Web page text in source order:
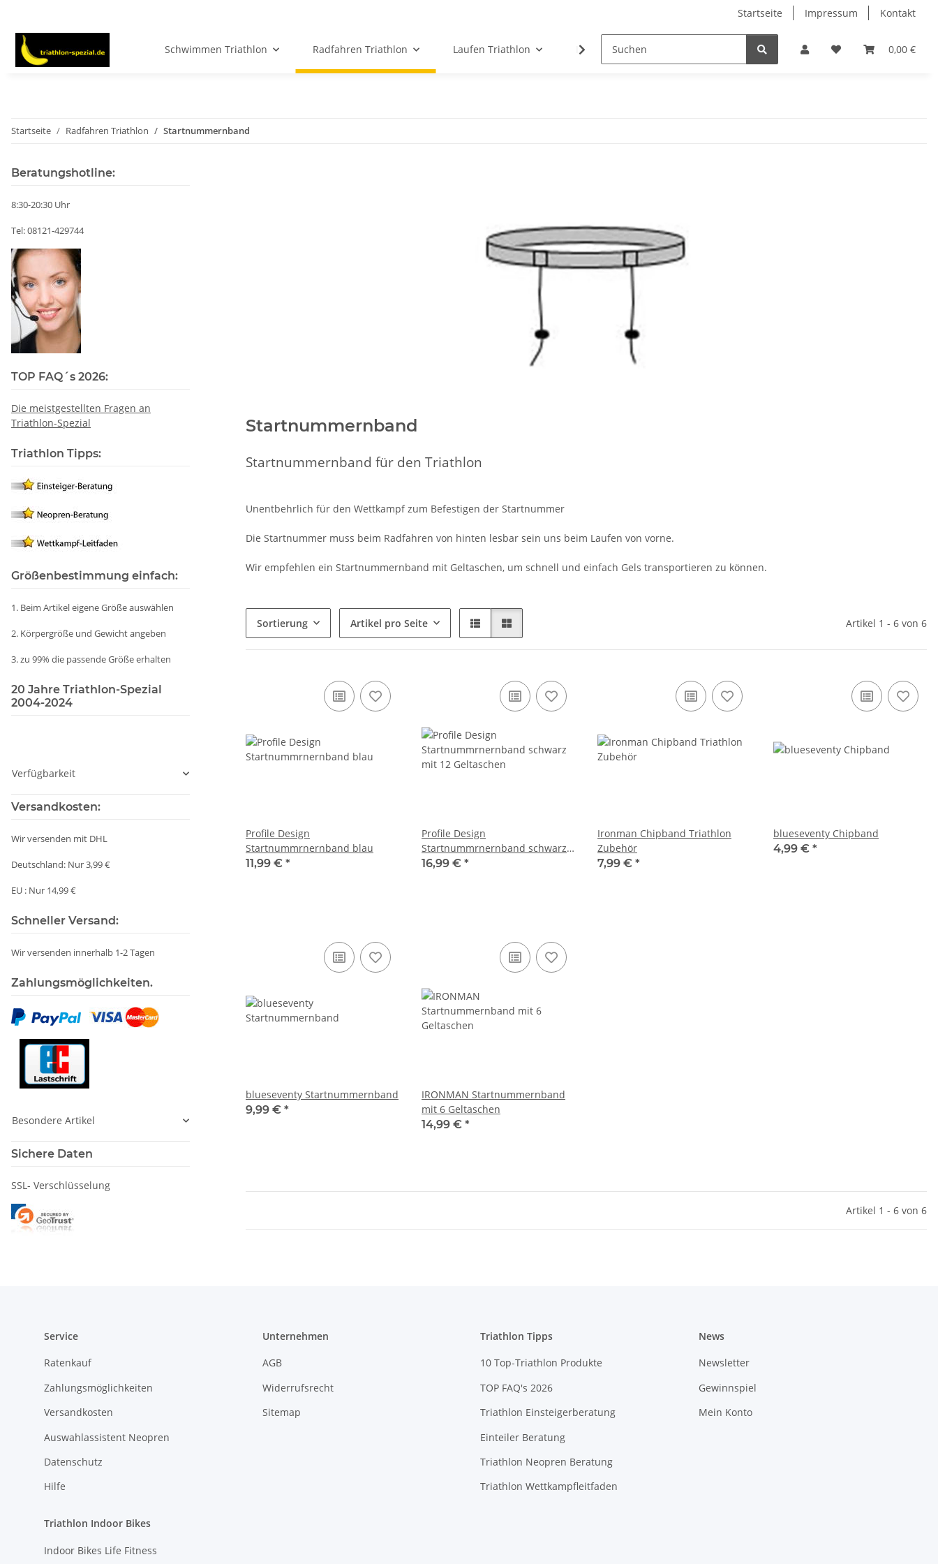
Startseite Impressum Kontakt
0,00 €
Schwimmen Triathlon Radfahren Triathlon Laufen Triathlon ICG Indoor Bikes Bücher Damen Marken
Startseite Radfahren Triathlon Startnummernband
Startnummernband
Startnummernband für den Triathlon
Unentbehrlich für den Wettkampf zum Befestigen der Startnummer
Die Startnummer muss beim Radfahren von hinten lesbar sein uns beim Laufen von vorne.
Wir empfehlen ein Startnummernband mit Geltaschen, um schnell und einfach Gels transportieren zu können.
Sortierung Artikel pro Seite Artikel 1 - 6 von 6
Profile Design
Startnummrnernband blau
11,99 € *
Profile Design
Startnummrnernband schwarz
mit 12 Geltaschen
16,99 € *
Ironman Chipband Triathlon
Zubehör
7,99 € *
blueseventy Chipband
4,99 € *
blueseventy Startnummernband
9,99 € *
IRONMAN Startnummernband
mit 6 Geltaschen
14,99 € *
Artikel 1 - 6 von 6
Beratungshotline:
8:30-20:30 Uhr
Tel: 08121-429744
TOP FAQ´s 2026:
Die meistgestellten Fragen an
Triathlon-Spezial
Triathlon Tipps:
Größenbestimmung einfach:
1. Beim Artikel eigene Größe auswählen
2. Körpergröße und Gewicht angeben
3. zu 99% die passende Größe erhalten
20 Jahre Triathlon-Spezial
2004-2024
Verfügbarkeit
Versandkosten:
Wir versenden mit DHL
Deutschland: Nur 3,99 €
EU : Nur 14,99 €
Schneller Versand:
Wir versenden innerhalb 1-2 Tagen
Zahlungsmöglichkeiten.
Besondere Artikel
Sichere Daten
SSL- Verschlüsselung
Service
Ratenkauf
Zahlungsmöglichkeiten
Versandkosten
Auswahlassistent Neopren
Datenschutz
Hilfe
Unternehmen
AGB
Widerrufsrecht
Sitemap
Triathlon Tipps
10 Top-Triathlon Produkte
TOP FAQ's 2026
Triathlon Einsteigerberatung
Einteiler Beratung
Triathlon Neopren Beratung
Triathlon Wettkampfleitfaden
News
Newsletter
Gewinnspiel
Mein Konto
Triathlon Indoor Bikes
Indoor Bikes Life Fitness